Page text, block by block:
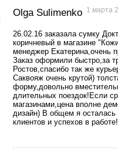
Olga Sulimenko 1 марта
26.02.16 заказала сумку
коричневый в магазине
менеджер Екатерина,очень
Заказ оформили быстро,за
Ростов,спасибо так же
Саквояж очень крутой)
форму,довольно
длительных поездок!Если
магазинами,цена вполне
дизайн) В общем я
клиентов и успехов в